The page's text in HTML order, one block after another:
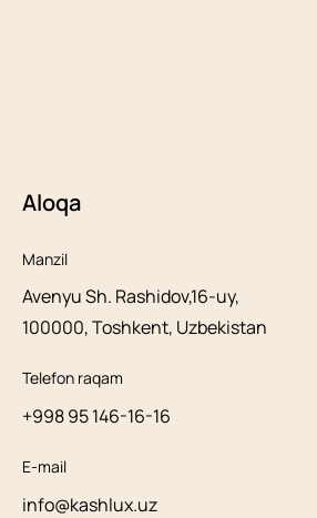
Aloqa
Manzil
Avenyu Sh. Rashidov,16-uy,
100000, Toshkent, Uzbekistan
Telefon raqam
+998 95 146-16-16
E-mail
info@kashlux.uz